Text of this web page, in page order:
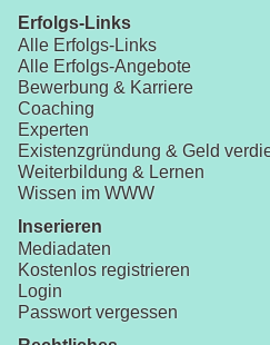
Erfolgs-Links
Alle Erfolgs-Links
Alle Erfolgs-Angebote
Bewerbung & Karriere
Coaching
Experten
Existenzgründung & Geld
Weiterbildung & Lernen
Wissen im WWW
Inserieren
Mediadaten
Kostenlos registrieren
Login
Passwort vergessen